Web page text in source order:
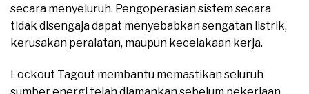
secara menyeluruh. Pengoperasian sistem secara
tidak disengaja dapat menyebabkan sengatan listrik,
kerusakan peralatan, maupun kecelakaan kerja.
Lockout Tagout membantu memastikan seluruh